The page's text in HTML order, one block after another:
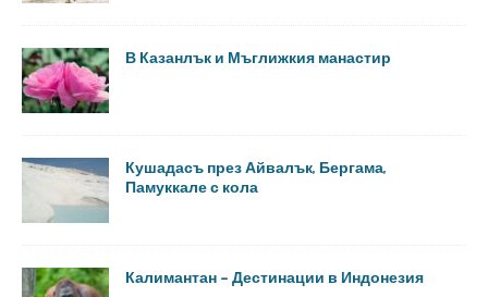
В Казанлък и Мъглижкия манастир
Кушадасъ през Айвалък, Бергама,
Памуккале с кола
Калимантан – Дестинации в Индонезия